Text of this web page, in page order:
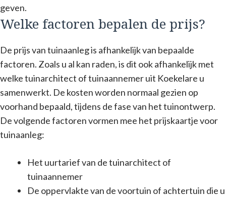
geven.
Welke factoren bepalen de prijs?
De prijs van tuinaanleg is afhankelijk van bepaalde
factoren. Zoals u al kan raden, is dit ook afhankelijk met
welke tuinarchitect of tuinaannemer uit Koekelare u
samenwerkt. De kosten worden normaal gezien op
voorhand bepaald, tijdens de fase van het tuinontwerp.
De volgende factoren vormen mee het prijskaartje voor
tuinaanleg:
Het uurtarief van de tuinarchitect of
tuinaannemer
De oppervlakte van de voortuin of achtertuin die u